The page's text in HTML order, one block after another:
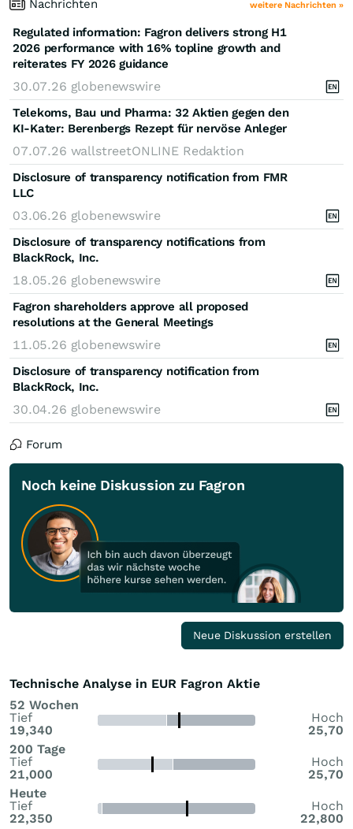
Nachrichten weitere Nachrichten »
Regulated information: Fagron delivers strong H1
2026 performance with 16% topline growth and
reiterates FY 2026 guidance
30.07.26 globenewswire
Telekoms, Bau und Pharma: 32 Aktien gegen den
KI-Kater: Berenbergs Rezept für nervöse Anleger
07.07.26 wallstreetONLINE Redaktion
Disclosure of transparency notification from FMR
LLC
03.06.26 globenewswire
Disclosure of transparency notifications from
BlackRock, Inc.
18.05.26 globenewswire
Fagron shareholders approve all proposed
resolutions at the General Meetings
11.05.26 globenewswire
Disclosure of transparency notification from
BlackRock, Inc.
30.04.26 globenewswire
Forum
Noch keine Diskussion zu Fagron
Neue Diskussion erstellen
Technische Analyse in EUR Fagron Aktie
52 Wochen
Tief
19,340
Hoch
25,70
200 Tage
Tief
21,000
Hoch
25,70
Heute
Tief
22,350
Hoch
22,800